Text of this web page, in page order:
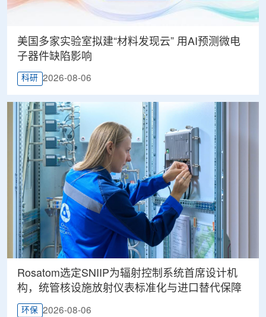
美国多家实验室拟建“材料发现云” 用AI预测微电
子器件缺陷影响
科研 2026-08-06
Rosatom选定SNIIP为辐射控制系统首席设计机
构，统管核设施放射仪表标准化与进口替代保障
环保 2026-08-06